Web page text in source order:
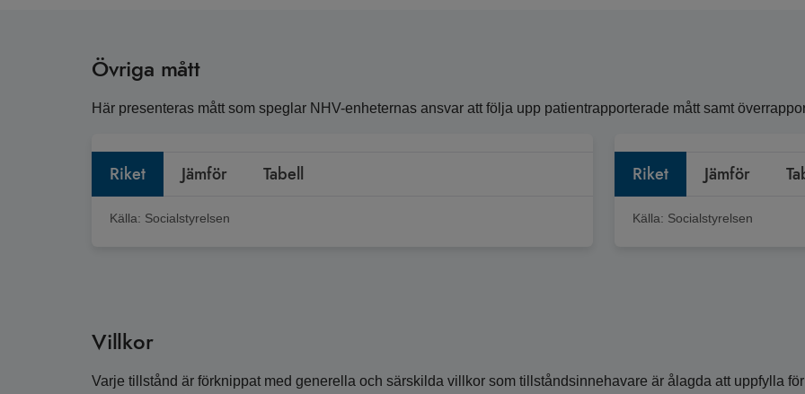
Övriga mått
Här presenteras mått som speglar NHV-enheternas ansvar att följa upp patientrapporterade mått samt
Riket Jämför Tabell
Källa: Socialstyrelsen
Riket Jämför
Källa: Socialstyrelsen
Villkor
Varje tillstånd är förknippat med generella och särskilda villkor som tillståndsinnehavare är ålagda att uppfylla